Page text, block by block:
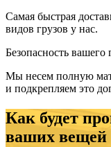
Самая быстрая
видов грузов у нас.
Безопасность вашего
Мы несем полную
и подкрепляем это
Как будет
ваших вещей